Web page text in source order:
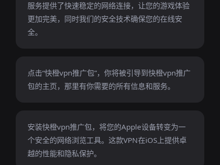
服务提供了快速稳定的网络连接，让您的游戏体验
更加完美，同时我们的安全技术确保您的在线安
全。
点击“快橙vpn推广包”，你将被引导到快橙vpn推广
包的主页，那里有你需要的所有信息和服务。
安装快橙vpn推广包，将您的Apple设备转变为一
个安全的网络浏览工具。这款VPN在iOS上提供卓
越的性能和隐私保护。